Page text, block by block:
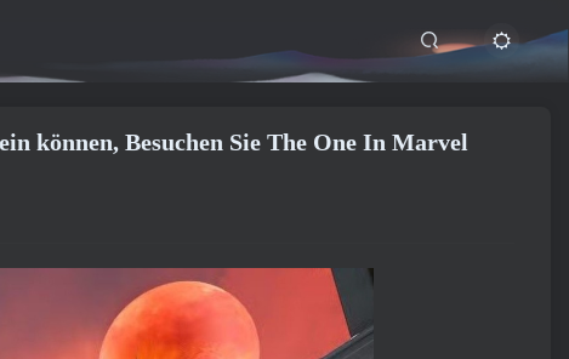
können, Besuchen Sie The One In Marvel